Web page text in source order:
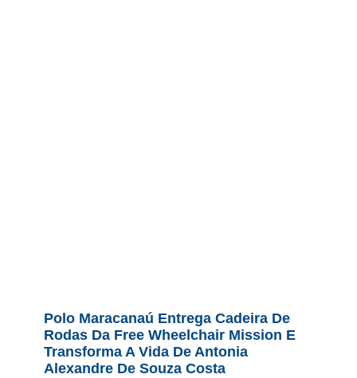
Polo Maracanaú Entrega Cadeira De
Rodas Da Free Wheelchair Mission E
Transforma A Vida De Antonia
Alexandre De Souza Costa